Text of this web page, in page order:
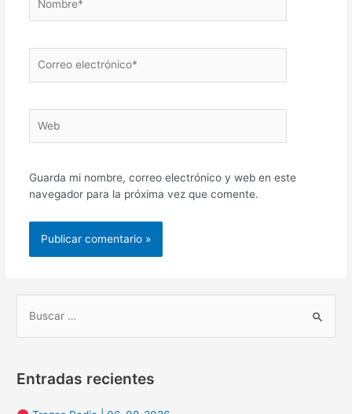
electrónico*
Guarda mi nombre, correo electrónico y web en este
navegador para la próxima vez que comente.
u
c
Entradas recientes